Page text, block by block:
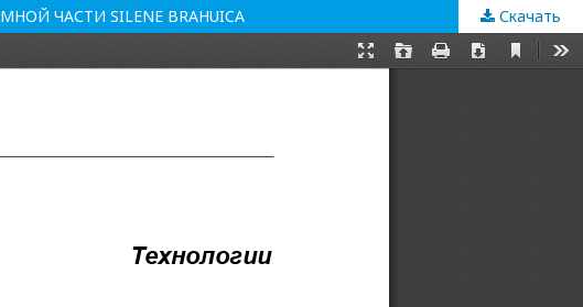
ЧАСТИ SILENE BRAHUICA Скачать